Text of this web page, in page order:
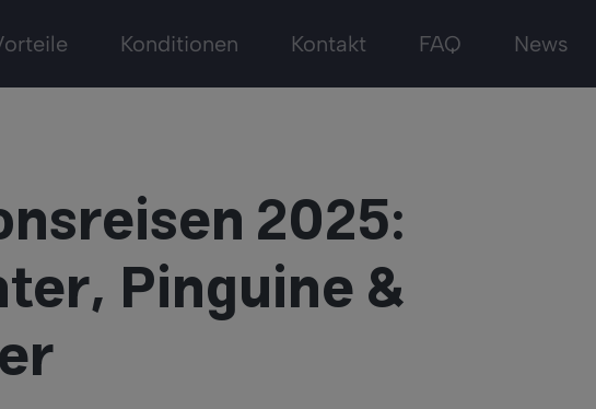
Konditionen Kontakt FAQ News
2025:
Pinguine &